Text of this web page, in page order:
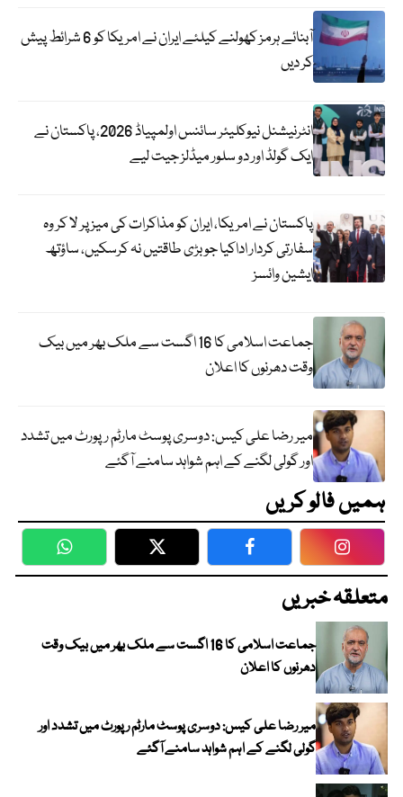
آبنائے ہرمز کھولنے کیلئے ایران نے امریکا کو 6 شرائط پیش
کر دیں
انٹرنیشنل نیوکلیئر سائنس اولمپیاڈ 2026، پاکستان نے
ایک گولڈ اور دو سلور میڈلز جیت لیے
پاکستان نے امریکا، ایران کو مذاکرات کی میز پر لا کر وہ
سفارتی کردار اداکیا جو بڑی طاقتیں نہ کرسکیں، ساؤتھ
ایشین وائسز
جماعت اسلامی کا 16 اگست سے ملک بھر میں بیک
وقت دھرنوں کا اعلان
میر رضا علی کیس: دوسری پوسٹ مارٹم رپورٹ میں تشدد
اور گولی لگنے کے اہم شواہد سامنے آگئے
ہمیں فالو کریں
WhatsApp Twitter Facebook
متعلقہ خبریں
جماعت اسلامی کا 16 اگست سے ملک بھر میں بیک وقت
دھرنوں کا اعلان
میر رضا علی کیس: دوسری پوسٹ مارٹم رپورٹ میں تشدد اور
گولی لگنے کے اہم شواہد سامنے آگئے